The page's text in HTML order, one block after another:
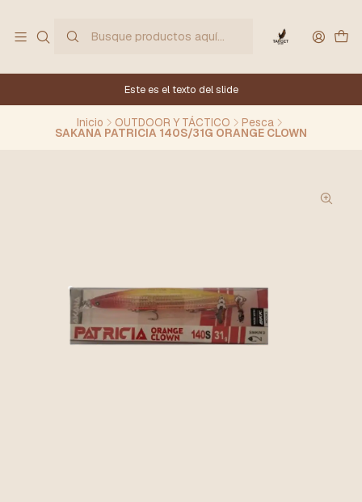
Este es el texto del slide
Inicio OUTDOOR Y TÁCTICO Pesca
SAKANA PATRICIA 140S/31G ORANGE CLOWN